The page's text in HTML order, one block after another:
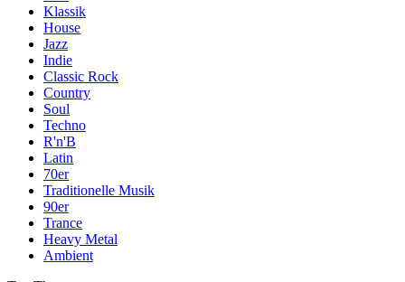
Klassik
House
Jazz
Indie
Classic Rock
Country
Soul
Techno
R'n'B
Latin
70er
Traditionelle Musik
90er
Trance
Heavy Metal
Ambient